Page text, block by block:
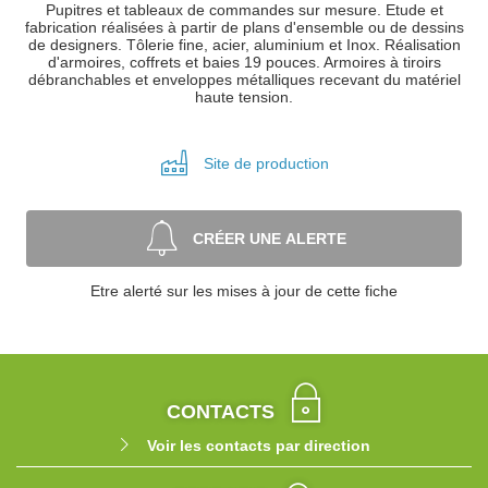
Pupitres et tableaux de commandes sur mesure. Etude et
fabrication réalisées à partir de plans d'ensemble ou de dessins
de designers. Tôlerie fine, acier, aluminium et Inox. Réalisation
d'armoires, coffrets et baies 19 pouces. Armoires à tiroirs
débranchables et enveloppes métalliques recevant du matériel
haute tension.
Site de production
CRÉER UNE ALERTE
Etre alerté sur les mises à jour de cette fiche
CONTACTS
Voir les contacts par direction